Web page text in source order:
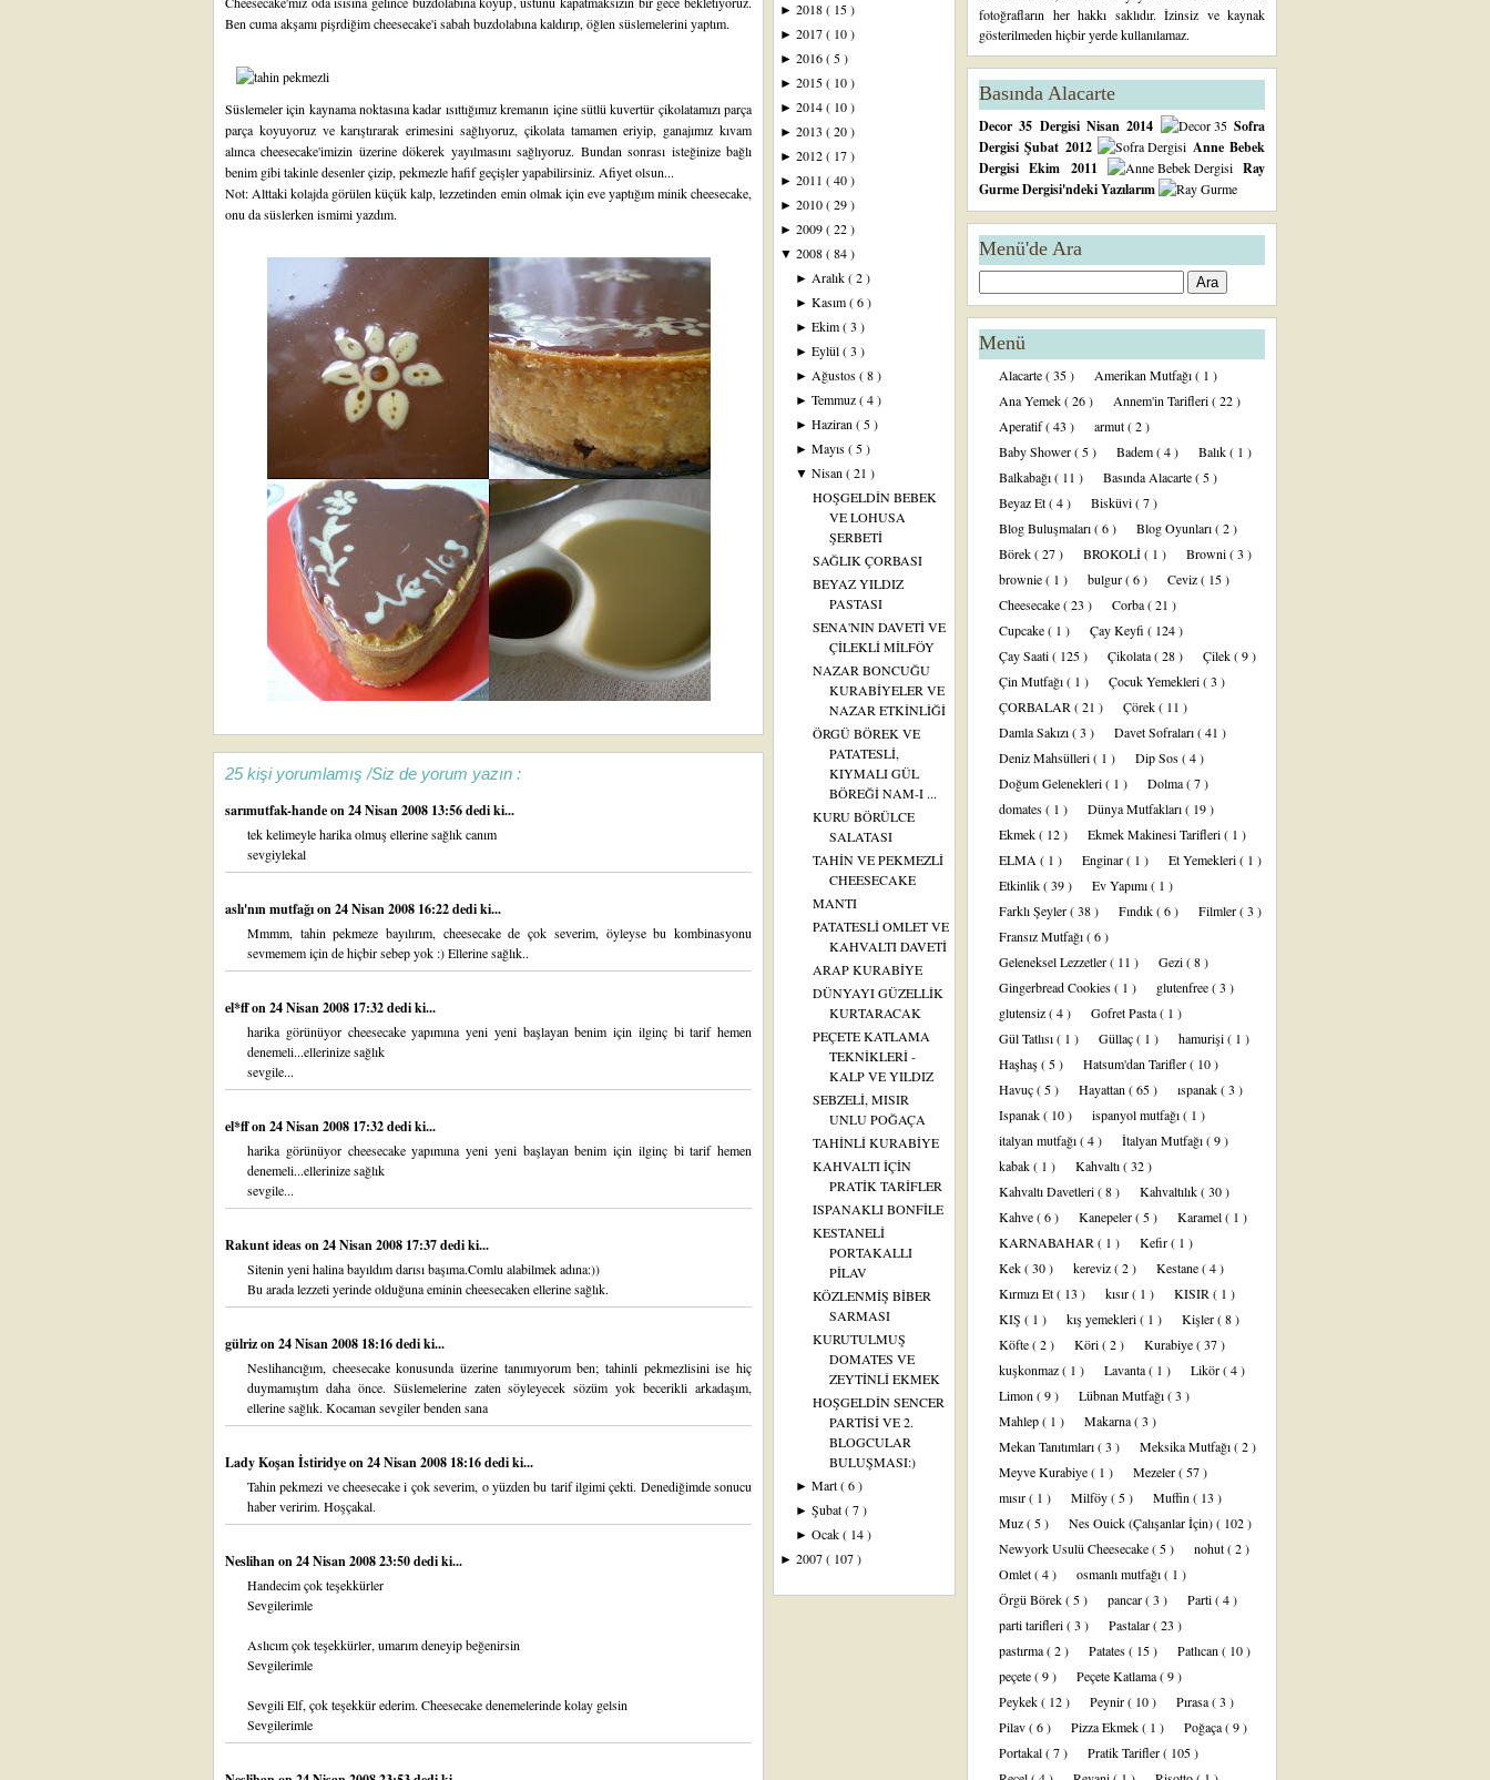
Ben cuma akşamı pişrdiğim cheesecake'i sabah buzdolabına kaldırıp, öğlen süslemelerini yaptım.
Süslemeler için kaynama noktasına kadar ısıttığımız kremanın içine sütlü kuvertür çikolatamızı parça
parça koyuyoruz ve karıştırarak erimesini sağlıyoruz, çikolata tamamen eriyip, ganajımız kıvam
alınca cheesecake'imizin üzerine dökerek yayılmasını sağlıyoruz. Bundan sonrası isteğinize bağlı
benim gibi takinle desenler çizip, pekmezle hafif geçişler yapabilirsiniz. Afiyet olsun...
Not: Alttaki kolajda görülen küçük kalp, lezzetinden emin olmak için eve yaptığım minik cheesecake,
onu da süslerken ismimi yazdım.
25 kişi yorumlamış /Siz de yorum yazın :
sarımutfak-handeon 24 Nisan 2008 13:56 dedi ki...
tek kelimeyle harika olmuş ellerine sağlık canım
sevgiylekal
aslı'nın mutfağıon 24 Nisan 2008 16:22 dedi ki...
Mmmm, tahin pekmeze bayılırım, cheesecake de çok severim, öyleyse bu kombinasyonu
sevmemem için de hiçbir sebep yok :) Ellerine sağlık..
el*ffon 24 Nisan 2008 17:32 dedi ki...
harika görünüyor cheesecake yapımına yeni yeni başlayan benim için ilginç bi tarif hemen
denemeli...ellerinize sağlık
sevgile...
el*ffon 24 Nisan 2008 17:32 dedi ki...
harika görünüyor cheesecake yapımına yeni yeni başlayan benim için ilginç bi tarif hemen
denemeli...ellerinize sağlık
sevgile...
Rakunt ideason 24 Nisan 2008 17:37 dedi ki...
Sitenin yeni halina bayıldım darısı başıma.Comlu alabilmek adına:))
Bu arada lezzeti yerinde olduğuna eminin cheesecaken ellerine sağlık.
gülrizon 24 Nisan 2008 18:16 dedi ki...
Neslihancığım, cheesecake konusunda üzerine tanımıyorum ben; tahinli pekmezlisini ise hiç
duymamıştım daha önce. Süslemelerine zaten söyleyecek sözüm yok becerikli arkadaşım,
ellerine sağlık. Kocaman sevgiler benden sana
Lady Koşan İstiridyeon 24 Nisan 2008 18:16 dedi ki...
Tahin pekmezi ve cheesecake i çok severim, o yüzden bu tarif ilgimi çekti. Denediğimde sonucu
haber veririm. Hoşçakal.
Neslihanon 24 Nisan 2008 23:50 dedi ki...
Handecim çok teşekkürler
Sevgilerimle
Aslıcım çok teşekkürler, umarım deneyip beğenirsin
Sevgilerimle
Sevgili Elf, çok teşekkür ederim. Cheesecake denemelerinde kolay gelsin
Sevgilerimle
► 2018( 15 )
► 2017( 10 )
► 2016( 5 )
► 2015( 10 )
► 2014( 10 )
► 2013 ( 20 )
► 2012( 17 )
► 2011 ( 40 )
► 2010( 29 )
► 2009( 22 )
▼ 2008( 84 )
►Aralık( 2 )
►Kasım( 6 )
►Ekim( 3 )
►Eylül( 3 )
►Ağustos( 8 )
►Temmuz( 4 )
►Haziran( 5 )
►Mayıs( 5 )
▼Nisan( 21 )
HOŞGELDİN BEBEK
VE LOHUSA
ŞERBETİ
SAĞLIK ÇORBASI
BEYAZ YILDIZ
PASTASI
SENA'NIN DAVETİ VE
ÇİLEKLİ MİLFÖY
NAZAR BONCUĞU
KURABİYELER VE
NAZAR ETKİNLİĞİ
ÖRGÜ BÖREK VE
PATATESLİ,
KIYMALI GÜL
BÖREĞİ NAM-I ...
KURU BÖRÜLCE
SALATASI
TAHİN VE PEKMEZLİ
CHEESECAKE
MANTI
PATATESLİ OMLET VE
KAHVALTI DAVETİ
ARAP KURABİYE
DÜNYAYI GÜZELLİK
KURTARACAK
PEÇETE KATLAMA
TEKNİKLERİ -
KALP VE YILDIZ
SEBZELİ, MISIR
UNLU POĞAÇA
TAHİNLİ KURABİYE
KAHVALTI İÇİN
PRATİK TARİFLER
ISPANAKLI BONFİLE
KESTANELİ
PORTAKALLI
PİLAV
KÖZLENMİŞ BİBER
SARMASI
KURUTULMUŞ
DOMATES VE
ZEYTİNLİ EKMEK
HOŞGELDİN SENCER
PARTİSİ VE 2.
BLOGCULAR
BULUŞMASI:)
►Mart( 6 )
►Şubat( 7 )
►Ocak( 14 )
► 2007( 107 )
fotoğrafların her hakkı saklıdır. İzinsiz ve kaynak
gösterilmeden hiçbir yerde kullanılamaz.
Basında Alacarte
Decor 35 Dergisi Nisan 2014
Sofra
Dergisi Şubat 2012
Anne Bebek
Dergisi Ekim 2011
Ray
Gurme Dergisi'ndeki Yazılarım
Menü'de Ara
Menü
Alacarte( 35 ) Amerikan Mutfağı( 1 )
Ana Yemek( 26 ) Annem'in Tarifleri( 22 )
Aperatif( 43 ) armut( 2 )
Baby Shower( 5 ) Badem( 4 ) Balık( 1 )
Balkabağı( 11 ) Basında Alacarte( 5 )
Beyaz Et( 4 ) Bisküvi( 7 )
Blog Buluşmaları( 6 ) Blog Oyunları( 2 )
Börek( 27 ) BROKOLİ( 1 ) Browni( 3 )
brownie( 1 ) bulgur( 6 ) Ceviz( 15 )
Cheesecake( 23 ) Corba( 21 )
Cupcake( 1 ) Çay Keyfi ( 124 )
Çay Saati( 125 ) Çikolata( 28 ) Çilek( 9 )
Çin Mutfağı( 1 ) Çocuk Yemekleri( 3 )
ÇORBALAR ( 21 ) Çörek( 11 )
Damla Sakızı( 3 ) Davet Sofraları( 41 )
Deniz Mahsülleri( 1 ) Dip Sos( 4 )
Doğum Gelenekleri( 1 ) Dolma( 7 )
domates( 1 ) Dünya Mutfakları( 19 )
Ekmek( 12 ) Ekmek Makinesi Tarifleri( 1 )
ELMA ( 1 ) Enginar( 1 ) Et Yemekleri( 1 )
Etkinlik( 39 ) Ev Yapımı( 1 )
Farklı Şeyler( 38 ) Fındık( 6 ) Filmler( 3 )
Fransız Mutfağı( 6 )
Geleneksel Lezzetler( 11 ) Gezi( 8 )
Gingerbread Cookies( 1 ) glutenfree( 3 )
glutensiz( 4 ) Gofret Pasta( 1 )
Gül Tatlısı( 1 ) Güllaç( 1 ) hamurişi( 1 )
Haşhaş( 5 ) Hatsum'dan Tarifler( 10 )
Havuç( 5 ) Hayattan ( 65 ) ıspanak( 3 )
Ispanak( 10 ) ispanyol mutfağı( 1 )
italyan mutfağı( 4 ) İtalyan Mutfağı( 9 )
kabak( 1 ) Kahvaltı( 32 )
Kahvaltı Davetleri( 8 ) Kahvaltılık( 30 )
Kahve( 6 ) Kanepeler( 5 ) Karamel( 1 )
KARNABAHAR ( 1 ) Kefir( 1 )
Kek( 30 ) kereviz( 2 ) Kestane( 4 )
Kırmızı Et( 13 ) kısır( 1 ) KISIR ( 1 )
KIŞ ( 1 ) kış yemekleri( 1 ) Kişler( 8 )
Köfte( 2 ) Köri( 2 ) Kurabiye( 37 )
kuşkonmaz( 1 ) Lavanta( 1 ) Likör( 4 )
Limon ( 9 ) Lübnan Mutfağı( 3 )
Mahlep( 1 ) Makarna( 3 )
Mekan Tanıtımları( 3 ) Meksika Mutfağı( 2 )
Meyve Kurabiye( 1 ) Mezeler( 57 )
mısır( 1 ) Milföy( 5 ) Muffin ( 13 )
Muz( 5 ) Nes Ouick (Çalışanlar İçin)( 102 )
Newyork Usulü Cheesecake( 5 ) nohut( 2 )
Omlet( 4 ) osmanlı mutfağı( 1 )
Örgü Börek( 5 ) pancar( 3 ) Parti( 4 )
parti tarifleri( 3 ) Pastalar( 23 )
pastırma( 2 ) Patates( 15 ) Patlıcan ( 10 )
peçete( 9 ) Peçete Katlama( 9 )
Peykek( 12 ) Peynir( 10 ) Pırasa( 3 )
Pilav( 6 ) Pizza Ekmek( 1 ) Poğaça( 9 )
Portakal( 7 ) Pratik Tarifler( 105 )